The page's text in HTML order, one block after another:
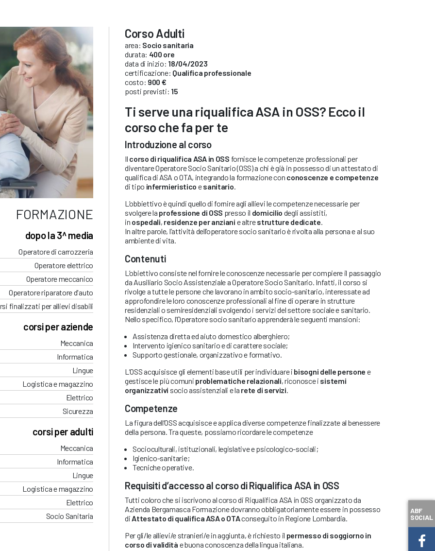
FORMAZIONE
dopo la 3^ media
Operatore di carrozzeria
Operatore elettrico
Operatore meccanico
Operatore riparatore d'auto
finalizzati per allievi disabili
corsi per aziende
Meccanica
Informatica
Lingue
Logistica e magazzino
Elettrico
Sicurezza
corsi per adulti
Meccanica
Informatica
Lingue
Logistica e magazzino
Elettrico
Socio Sanitaria
Corso Adulti
area: Socio sanitaria
durata: 400 ore
data di inizio: 18/04/2023
certificazione: Qualifica professionale
costo: 900 €
posti previsti: 15
Ti serve una riqualifica ASA in OSS? Ecco il
corso che fa per te
Introduzione al corso
Il corso di riqualifica ASA in OSS fornisce le competenze professionali per
diventare Operatore Socio Sanitario (OSS) a chi è già in possesso di un attestato di
qualifica di ASA o OTA, integrando la formazione con conoscenze e competenze
di tipo infermieristico esanitario
L’obbiettivo è quindi quello di fornire agli allievi le competenze necessarie per
svolgere la professione di OSS presso il domicilio degli assistiti,
in ospedali, residenze per anziani e altrestrutture dedicate
In altre parole, l’attività dell’operatore socio sanitario è rivolta alla persona e al suo
ambiente di vita.
Contenuti
L’obiettivo consiste nel fornire le conoscenze necessarie per compiere il passaggio
da Ausiliario Socio Assistenziale a Operatore Socio Sanitario. Infatti, il corso si
rivolge a tutte le persone che lavorano in ambito socio-sanitario, interessate ad
approfondire le loro conoscenze professionali al fine di operare in strutture
residenziali o semiresidenziali svolgendo i servizi del settore sociale e sanitario.
Nello specifico, l’Operatore socio sanitario apprenderà le seguenti mansioni:
Assistenza diretta ed aiuto domestico alberghiero;
Intervento igienico sanitario e di carattere sociale;
Supporto gestionale, organizzativo e formativo.
L’OSS acquisisce gli elementi base utili per individuare i bisogni delle persone e
gestisce le più comuni problematiche relazionali, riconosce i sistemi
organizzativi socio assistenziali e la rete di servizi
Competenze
La figura dell’OSS acquisisce e applica diverse competenze finalizzate al benessere
della persona. Tra queste, possiamo ricordare le competenze
Socioculturali, istituzionali, legislative e psicologico-sociali;
Igienico-sanitarie;
Tecniche operative.
Requisiti d’accesso al corso di Riqualifica ASA in OSS
Tutti coloro che si iscrivono al corso di Riqualifica ASA in OSS organizzato da
Azienda Bergamasca Formazione dovranno obbligatoriamente essere in possesso
di Attestato di qualifica ASA o OTAconseguito in Regione Lombardia.
Per gli/le allievi/e stranieri/e in aggiunta, è richiesto il permesso di soggiorno in
corso di validità e buona conoscenza della lingua italiana.
ABF
SOCIAL